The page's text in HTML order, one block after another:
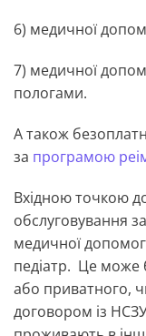
6) медичної
7) медичної
пологами.
А також
за програмою
Вхідною точкою
обслуговування
медичної
педіатр. Це може
або приватного,
договором із